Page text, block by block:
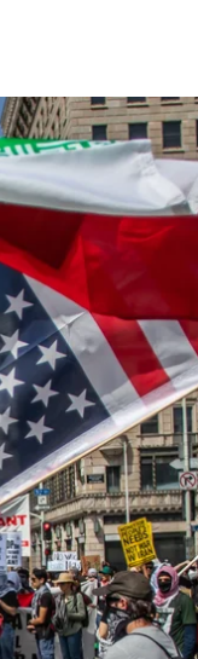
2025 року
має покласти
документ
готується до
тижня мають